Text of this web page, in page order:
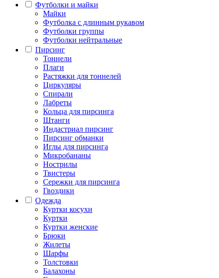
Футболки и майки
Майки
Футболка с длинным рукавом
Футболки группы
Футболки нейтральные
Пирсинг
Тоннели
Плаги
Растяжки для тоннелей
Циркуляры
Спирали
Лабреты
Кольца для пирсинга
Штанги
Индастриал пирсинг
Пирсинг обманки
Иглы для пирсинга
Микробананы
Нострилы
Твистеры
Сережки для пирсинга
Гвоздики
Одежда
Куртки косухи
Куртки
Куртки женские
Брюки
Жилеты
Шарфы
Толстовки
Балахоны